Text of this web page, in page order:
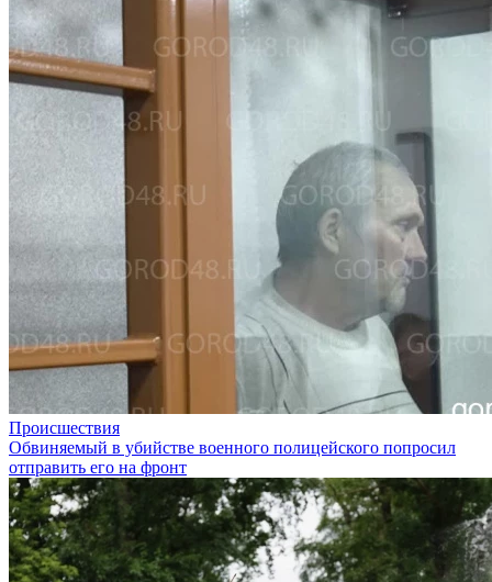
Происшествия
Обвиняемый в убийстве военного полицейского попросил
отправить его на фронт